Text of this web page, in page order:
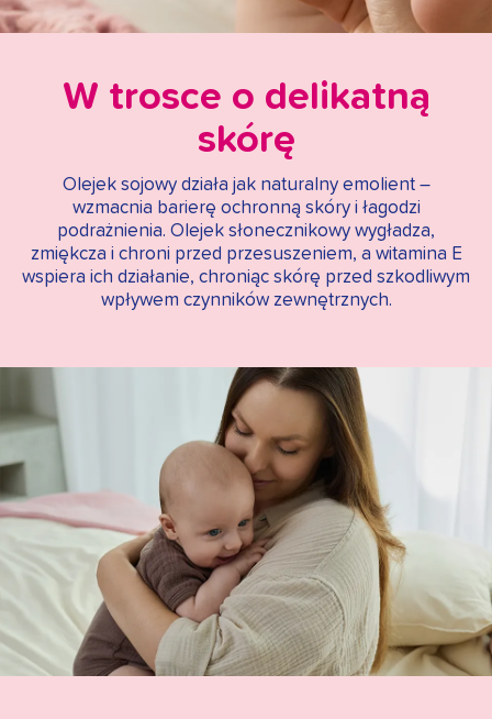
W trosce o delikatną
skórę
Olejek sojowy działa jak naturalny emolient –
wzmacnia barierę ochronną skóry i łagodzi
podrażnienia. Olejek słonecznikowy wygładza,
zmiękcza i chroni przed przesuszeniem, a witamina E
wspiera ich działanie, chroniąc skórę przed szkodliwym
wpływem czynników zewnętrznych.